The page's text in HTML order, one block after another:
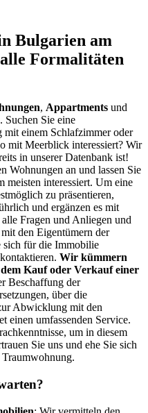
Bulgarien am
Formalitäten
, Appartments und
Suchen Sie eine
einem Schlafzimmer oder
mit Meerblick interessiert? Wir
in unserer Datenbank ist!
Wohnungen an und lassen Sie
meisten interessiert. Um eine
zu präsentieren,
und ergänzen es mit
Fragen und Anliegen und
den Eigentümern der
sich für die Immobilie
Wir kümmern
Kauf oder Verkauf einer
Beschaffung der
über die
Abwicklung mit den
einen umfassenden Service.
um in diesem
Sie uns und ehe Sie sich